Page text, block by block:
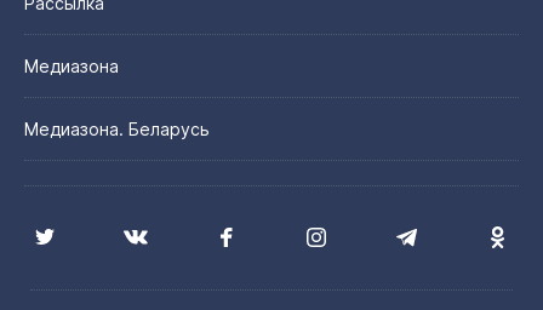
Медиазона
Медиазона. Беларусь